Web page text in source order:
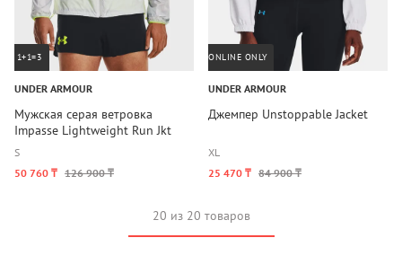
1+1=3
UNDER ARMOUR
Мужская серая ветровка
Impasse Lightweight Run Jkt
S
50 760 ₸ 126 900 ₸
ONLINE ONLY
UNDER ARMOUR
Джемпер Unstoppable Jacket
XL
25 470 ₸ 84 900 ₸
20 из 20 товаров